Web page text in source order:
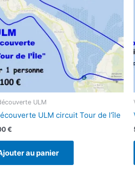
ULM
ULM circuit Tour de l’île
€
au panier